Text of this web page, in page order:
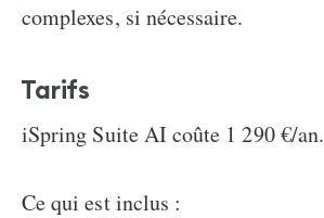
complexes, si nécessaire.
Tarifs
iSpring Suite AI coûte 1 290 €/an.
Ce qui est inclus :